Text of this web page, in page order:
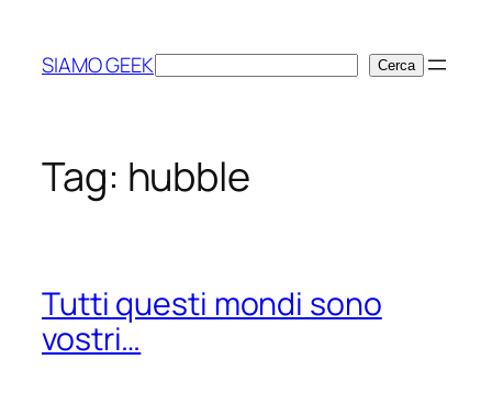
contenuto
SIAMO GEEKCerca Cerca
Tag: hubble
Tutti questi mondi sono
vostri…